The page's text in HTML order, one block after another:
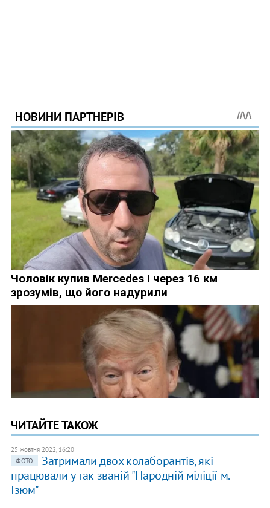
ЧИТАЙТЕ ТАКОЖ
25 жовтня 2022, 16:20
ФОТО
​Затримали двох колаборантів, які
працювали у так званій "Народній міліції м.
Ізюм"